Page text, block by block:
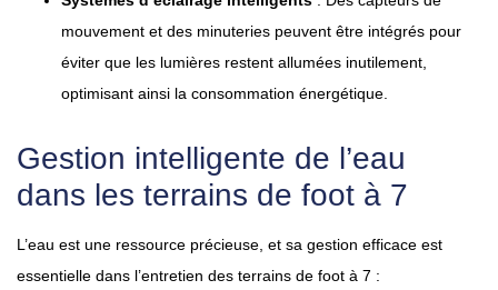
mouvement et des minuteries peuvent être intégrés pour
éviter que les lumières restent allumées inutilement,
optimisant ainsi la consommation énergétique.
Gestion intelligente de l’eau
dans les terrains de foot à 7
L’eau est une ressource précieuse, et sa gestion efficace est
essentielle dans l’entretien des terrains de foot à 7 :